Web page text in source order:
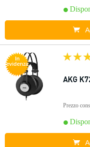
In
evidenza
AKG
Prezzo